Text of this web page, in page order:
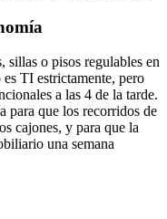
sillas o pisos regulables en
TI estrictamente, pero
a las 4 de la tarde.
para que los recorridos de
cajones, y para que la
una semana